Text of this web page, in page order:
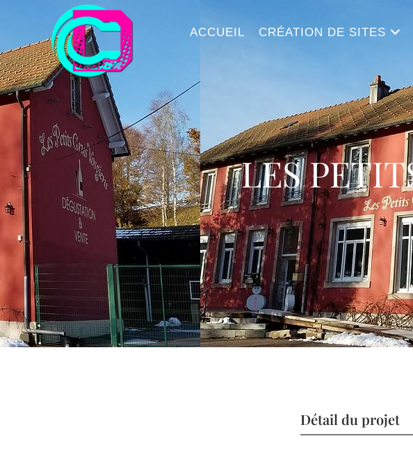
ACCUEIL CRÉATION DE SITES
LES
Détail du projet